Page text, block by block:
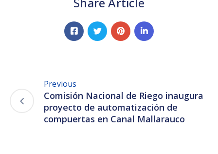
Previous
Comisión Nacional de Riego inaugura
proyecto de automatización de
compuertas en Canal Mallarauco